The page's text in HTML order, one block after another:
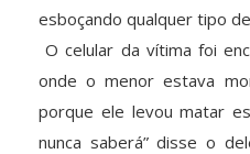
esboçando qualquer tipo
O celular da vítima foi
onde o menor estava
porque ele levou matar
nunca saberá” disse o